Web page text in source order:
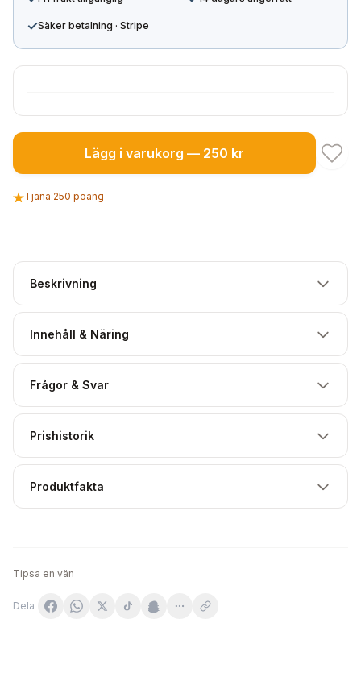
✓Säker betalning · Stripe
Lägg i varukorg — 250 kr
Tjäna 250 poäng
Beskrivning
Innehåll & Näring
Frågor & Svar
Prishistorik
Produktfakta
Tipsa en vän
Dela